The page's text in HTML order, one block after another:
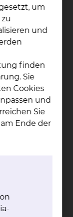
stehen
medizinische
kostenlos zur
des PJ
den
Ihre
um
und
finden
Sie
Cookies
und
Sie
Ende der